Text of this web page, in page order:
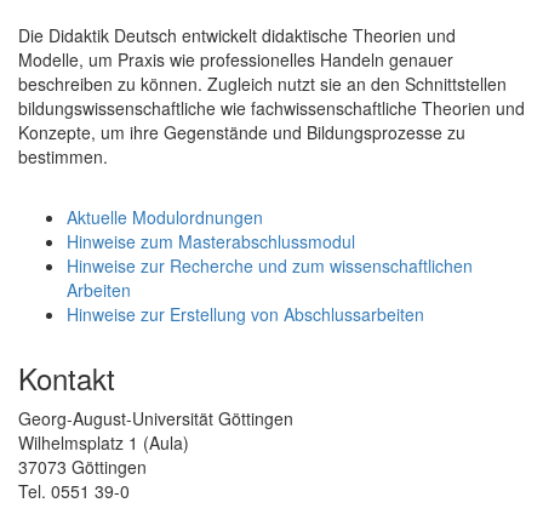
Die Didaktik Deutsch entwickelt didaktische Theorien und
Modelle, um Praxis wie professionelles Handeln genauer
beschreiben zu können. Zugleich nutzt sie an den Schnittstellen
bildungswissenschaftliche wie fachwissenschaftliche Theorien und
Konzepte, um ihre Gegenstände und Bildungsprozesse zu
bestimmen.
Aktuelle Modulordnungen
Hinweise zum Masterabschlussmodul
Hinweise zur Recherche und zum wissenschaftlichen
Arbeiten
Hinweise zur Erstellung von Abschlussarbeiten
Kontakt
Georg-August-Universität Göttingen
Wilhelmsplatz 1 (Aula)
37073 Göttingen
Tel. 0551 39-0